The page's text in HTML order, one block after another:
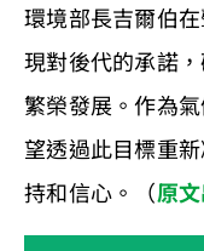
環境部長吉爾伯
現對後代的承諾
繁榮發展。作為
望透過此目標重
持和信心。（原